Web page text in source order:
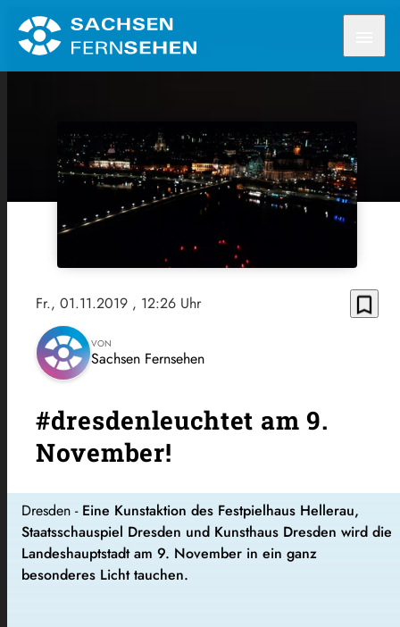
Fr., 01.11.2019 , 12:26 Uhr bookmark_border
VON
Sachsen Fernsehen
#dresdenleuchtet am 9.
November!
Dresden - Eine Kunstaktion des Festpielhaus Hellerau,
Staatsschauspiel Dresden und Kunsthaus Dresden wird die
Landeshauptstadt am 9. November in ein ganz
besonderes Licht tauchen.